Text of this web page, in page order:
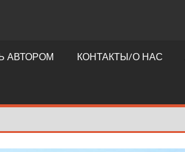
АВТОРОМ КОНТАКТЫ/О НАС